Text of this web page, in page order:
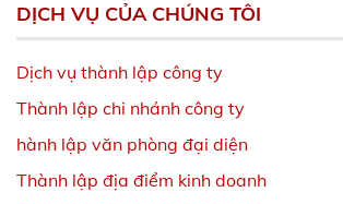
DỊCH VỤ CỦA CHÚNG TÔI
Dịch vụ thành lập công ty
Thành lập chi nhánh công ty
hành lập văn phòng đại diện
Thành lập địa điểm kinh doanh